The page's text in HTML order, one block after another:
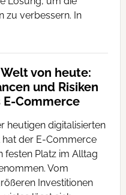
zu verbessern. In
von heute:
und Risiken
E-Commerce
heutigen digitalisierten
hat der E-Commerce
festen Platz im Alltag
Vom
Investitionen